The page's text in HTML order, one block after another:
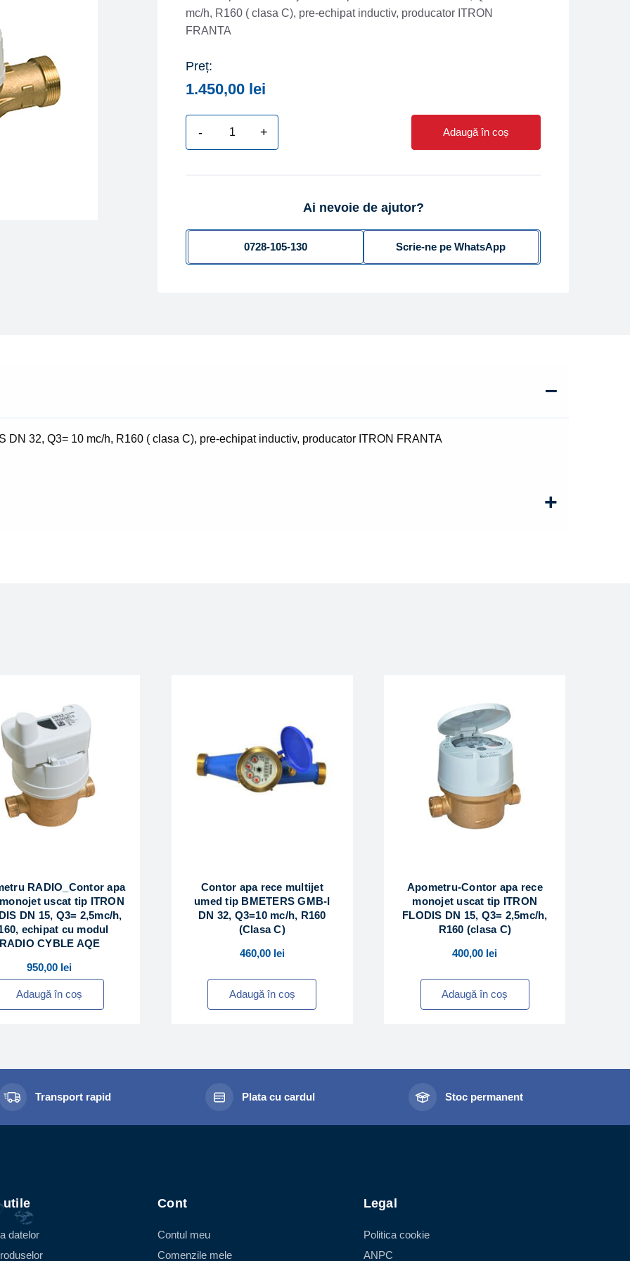
mc/h, R160 ( clasa C), pre-echipat inductiv, producator ITRON
FRANTA
Preț:
1.450,00 lei
-
uscat
ITRON
+ Adaugă în coș
Ai nevoie de ajutor?
0728-105-130 Scrie-ne pe WhatsApp
DN 32, Q3= 10 mc/h, R160 ( clasa C), pre-echipat inductiv, producator ITRON FRANTA
RADIO_Contor apa
uscat tip ITRON
DN 15, Q3= 2,5mc/h,
echipat cu modul
CYBLE AQE
950,00 lei
Adaugă în coș
Contor apa rece multijet
umed tip BMETERS GMB-I
DN 32, Q3=10 mc/h, R160
(Clasa C)
460,00 lei
Adaugă în coș
Apometru-Contor apa rece
monojet uscat tip ITRON
FLODIS DN 15, Q3= 2,5mc/h,
R160 (clasa C)
400,00 lei
Adaugă în coș
Transport rapid Plata cu cardul Stoc permanent
utile
datelor
Cont
Contul meu
Comenzile mele
Legal
Politica cookie
ANPC